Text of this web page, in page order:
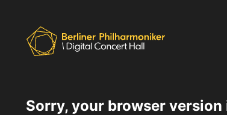
Sorry, your browser